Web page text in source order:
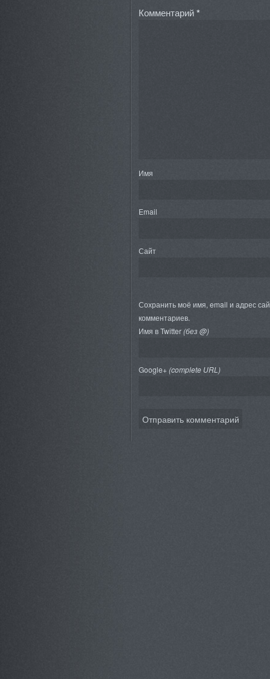
Комментарий*
Имя
Email
Сайт
Сохранить моё имя, email и адрес
комментариев.
Имя в Twitter(без @)
Google+(complete URL)